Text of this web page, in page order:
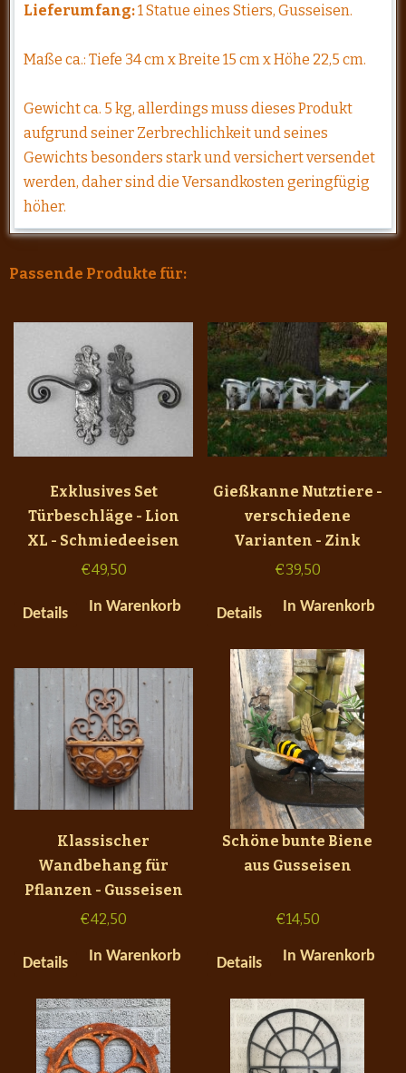
Lieferumfang:1 Statue eines Stiers, Gusseisen.
Maße ca.: Tiefe 34 cm x Breite 15 cm x Höhe 22,5 cm.
Gewicht ca. 5 kg, allerdings muss dieses Produkt
aufgrund seiner Zerbrechlichkeit und seines
Gewichts besonders stark und versichert versendet
werden, daher sind die Versandkosten geringfügig
höher.
Passende Produkte für:
Exklusives Set
Türbeschläge - Lion
XL - Schmiedeeisen
€49,50
Details In Warenkorb
Gießkanne Nutztiere -
verschiedene
Varianten - Zink
€39,50
Details In Warenkorb
Klassischer
Wandbehang für
Pflanzen - Gusseisen
€42,50
Details In Warenkorb
Schöne bunte Biene
aus Gusseisen
€14,50
Details In Warenkorb